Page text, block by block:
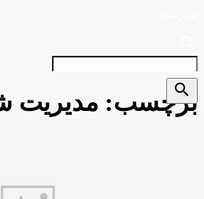
برچسب: مدیریت search